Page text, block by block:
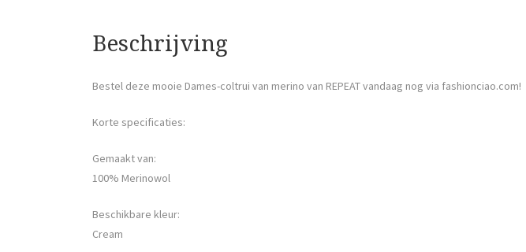
Beschrijving
Bestel deze mooie Dames-coltrui van merino van REPEAT vandaag nog via fashionciao.com!
Korte specificaties:
Gemaakt van:
100% Merinowol
Beschikbare kleur:
Cream